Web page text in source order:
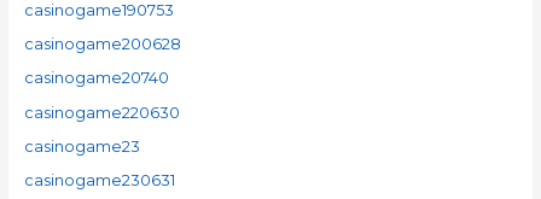
casinogame190753
casinogame200628
casinogame20740
casinogame220630
casinogame23
casinogame230631